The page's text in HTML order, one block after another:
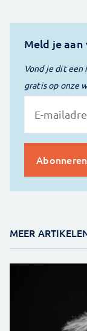
Meld je
Vond je dit een
gratis op onze
MEER